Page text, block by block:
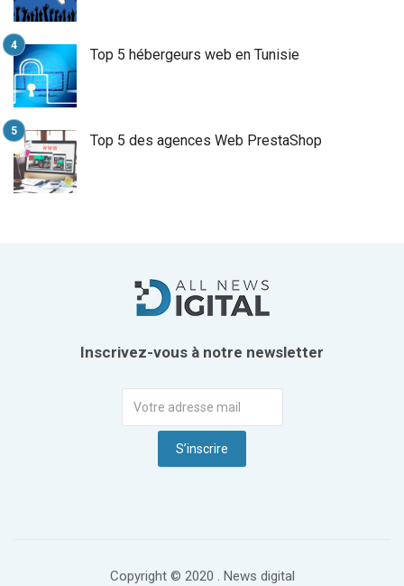
Top 5 hébergeurs web en Tunisie
Top 5 des agences Web PrestaShop
Inscrivez-vous à notre newsletter
Copyright © 2020 . News digital